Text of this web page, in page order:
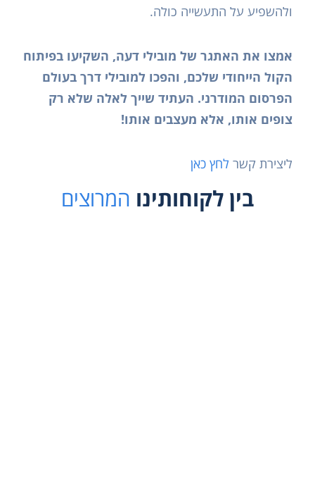
ולהשפיע על התעשייה כולה.
אמצו את האתגר של מובילי דעה, השקיעו בפיתוח
הקול הייחודי שלכם, והפכו למובילי דרך בעולם
הפרסום המודרני. העתיד שייך לאלה שלא רק
צופים אותו, אלא מעצבים אותו!
ליצירת קשר לחץ כאן
בין לקוחותינו המרוצים